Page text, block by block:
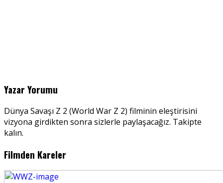
Yazar Yorumu
Dünya Savaşı Z 2 (World War Z 2) filminin eleştirisini
vizyona girdikten sonra sizlerle paylaşacağız. Takipte
kalın.
Filmden Kareler